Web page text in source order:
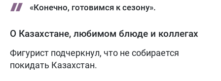
«Конечно, готовимся к сезону».
О Казахстане, любимом блюде и коллегах
Фигурист подчеркнул, что не собирается
покидать Казахстан.